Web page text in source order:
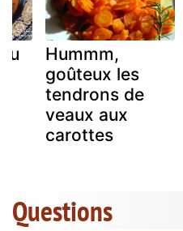
Hummm,
goûteux les
tendrons de
veaux aux
carottes
Questions